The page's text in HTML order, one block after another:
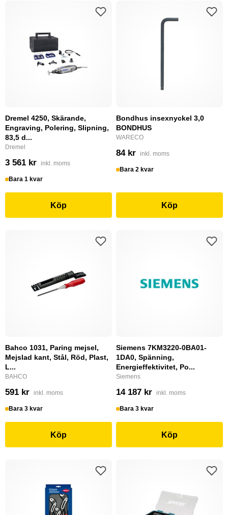
Dremel 4250, Skärande,
Engraving, Polering, Slipning,
83,5 d...
Dremel
3 561 kr inkl. moms
Bara 1 kvar
Köp
Bondhus insexnyckel 3,0
BONDHUS
WARECO
84 kr inkl. moms
Bara 2 kvar
Köp
Bahco 1031, Paring mejsel,
Mejslad kant, Stål, Röd, Plast,
L...
BAHCO
591 kr inkl. moms
Bara 3 kvar
Köp
Siemens 7KM3220-0BA01-
1DA0, Spänning,
Energieffektivitet, Po...
Siemens
14 187 kr inkl. moms
Bara 3 kvar
Köp